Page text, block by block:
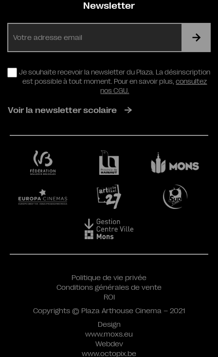
Newsletter
RGPD
Je souhaite recevoir la newsletter du Plaza. La désinscription
est possible à tout moment. Pour en savoir plus,consultez
nos CGU.
Voir la newsletter scolaire
Design
www.moxs.eu
Webdev
www.octopix.be
Politique de vie privée
Conditions générales de vente
ROI
Copyrights © Plaza Arthouse Cinema – 2021